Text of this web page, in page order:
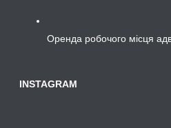
Оренда робочого місця
INSTAGRAM